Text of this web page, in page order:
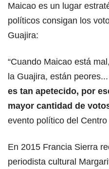
Maicao es un lugar
políticos consigan los
Guajira:
“Cuando Maicao está
la Guajira, están peores...
es tan apetecido, por
mayor cantidad de
evento político del
En 2015 Francia Sierra
periodista cultural